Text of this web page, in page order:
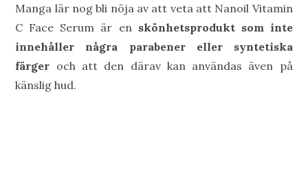
Manga lär nog bli nöja av att veta att Nanoil Vitamin
C Face Serum är en skönhetsprodukt som inte
innehåller några parabener eller syntetiska
färger och att den därav kan användas även på
känslig hud.